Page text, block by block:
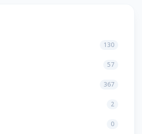
130
57
367
2
0